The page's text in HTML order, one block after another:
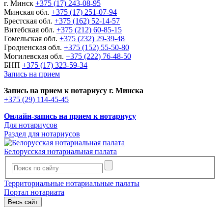
г. Минск +375 (17) 243-08-95
Минская обл. +375 (17) 251-07-94
Брестская обл. +375 (162) 52-14-57
Витебская обл. +375 (212) 60-85-15
Гомельская обл. +375 (232) 29-39-48
Гродненская обл. +375 (152) 55-50-80
Могилевская обл. +375 (222) 76-48-50
БНП +375 (17) 323-59-34
Запись на прием
Запись на прием к нотариусу г. Минска
+375 (29) 114-45-45
Онлайн-запись на прием к нотариусу
Для нотариусов
Раздел для нотариусов
Белорусская нотариальная палата
Территориальные нотариальные палаты
Портал нотариата
Весь сайт